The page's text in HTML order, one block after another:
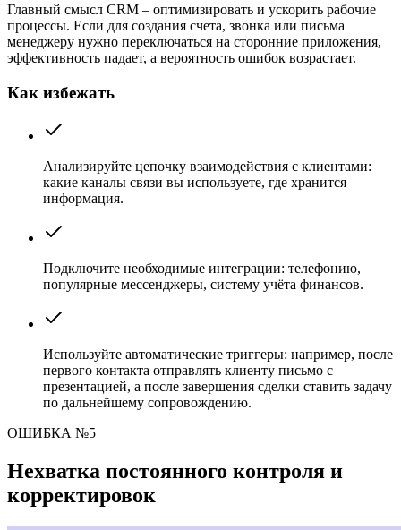
Главный смысл CRM – оптимизировать и ускорить рабочие
процессы. Если для создания счета, звонка или письма
менеджеру нужно переключаться на сторонние приложения,
эффективность падает, а вероятность ошибок возрастает.
Как избежать
Анализируйте цепочку взаимодействия с клиентами:
какие каналы связи вы используете, где хранится
информация.
Подключите необходимые интеграции: телефонию,
популярные мессенджеры, систему учёта финансов.
Используйте автоматические триггеры: например, после
первого контакта отправлять клиенту письмо с
презентацией, а после завершения сделки ставить задачу
по дальнейшему сопровождению.
ОШИБКА №5
Нехватка постоянного контроля и
корректировок